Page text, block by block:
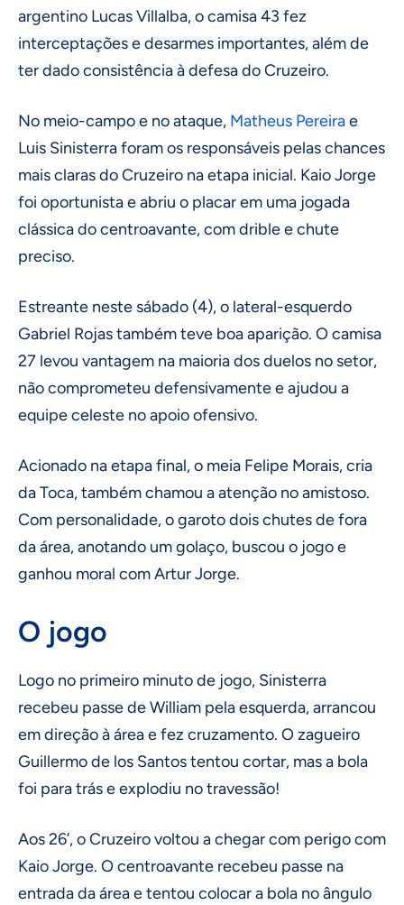
argentino Lucas Villalba, o camisa 43 fez
interceptações e desarmes importantes, além de
ter dado consistência à defesa do Cruzeiro.
No meio-campo e no ataque, Matheus Pereirae
Luis Sinisterra foram os responsáveis pelas chances
mais claras do Cruzeiro na etapa inicial. Kaio Jorge
foi oportunista e abriu o placar em uma jogada
clássica do centroavante, com drible e chute
preciso.
Estreante neste sábado (4), o lateral-esquerdo
Gabriel Rojas também teve boa aparição. O camisa
27 levou vantagem na maioria dos duelos no setor,
não comprometeu defensivamente e ajudou a
equipe celeste no apoio ofensivo.
Acionado na etapa final, o meia Felipe Morais, cria
da Toca, também chamou a atenção no amistoso.
Com personalidade, o garoto dois chutes de fora
da área, anotando um golaço, buscou o jogo e
ganhou moral com Artur Jorge.
O jogo
Logo no primeiro minuto de jogo, Sinisterra
recebeu passe de William pela esquerda, arrancou
em direção à área e fez cruzamento. O zagueiro
Guillermo de los Santos tentou cortar, mas a bola
foi para trás e explodiu no travessão!
Aos 26’, o Cruzeiro voltou a chegar com perigo com
Kaio Jorge. O centroavante recebeu passe na
entrada da área e tentou colocar a bola no ângulo